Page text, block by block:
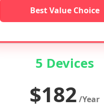
Best Value Choice
5 Devices
$182 /Year